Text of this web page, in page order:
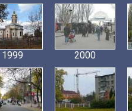
1999 2000